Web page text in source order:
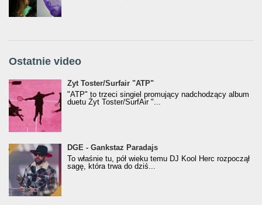
Ostatnie video
Żyt Toster/SurfAir - ATP VIDEO
Żyt Toster/Surfair "ATP"
"ATP" to trzeci singiel promujący nadchodzący album
duetu Żyt Toster/SurfAir "...
donGURALesko z nagrodą za
Klasyczny/Trueschoolowy Album Roku
(Popkillery 2023)
DGE - Gankstaz Paradajs
To właśnie tu, pół wieku temu DJ Kool Herc rozpoczął
sagę, która trwa do dziś...